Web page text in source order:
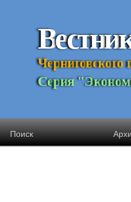
Вестни
Черниговского г
Серия "Эконом
Поиск